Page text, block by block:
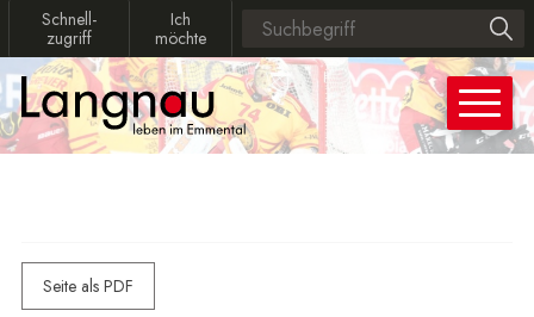
Navigieren in Langnau
Schnellnavigation
Schnellzugriff
Schnell­
zugriff
Ich möchte
Ich
möchte
Suchbegriff
Seite als PDF